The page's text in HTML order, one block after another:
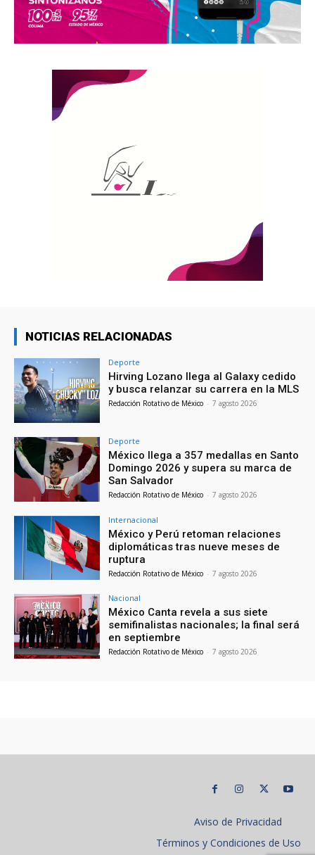
NOTICIAS RELACIONADAS
Deporte
Hirving Lozano llega al Galaxy cedido
y busca relanzar su carrera en la MLS
Redacción Rotativo de México - 7 agosto 2026
Deporte
México llega a 357 medallas en Santo
Domingo 2026 y supera su marca de
San Salvador
Redacción Rotativo de México - 7 agosto 2026
Internacional
México y Perú retoman relaciones
diplomáticas tras nueve meses de
ruptura
Redacción Rotativo de México - 7 agosto 2026
Nacional
México Canta revela a sus siete
semifinalistas nacionales; la final será
en septiembre
Redacción Rotativo de México - 7 agosto 2026
Aviso de Privacidad
Términos y Condiciones de Uso